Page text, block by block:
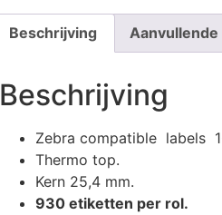
Beschrijving
Beschrijving
Zebra compatible labels
Thermo top.
Kern 25,4 mm.
930 etiketten per rol.